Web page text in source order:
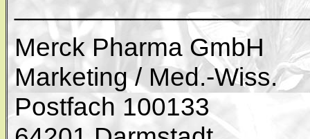
Merck Pharma GmbH
Marketing / Med.-Wiss.
Postfach 100133